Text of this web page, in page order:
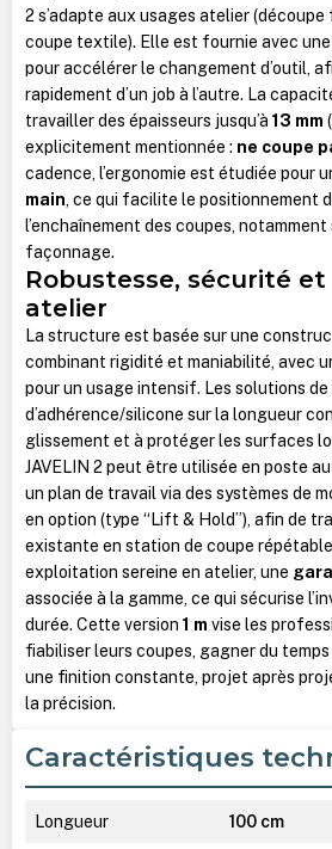
2 s’adapte aux usages atelier
coupe textile). Elle est fournie avec
pour accélérer le changement d’outil,
rapidement d’un job à l’autre. La
travailler des épaisseurs jusqu’à 13 mm
explicitement mentionnée : ne coupe
cadence, l’ergonomie est étudiée pour
main, ce qui facilite le positionnement
l’enchaînement des coupes,
façonnage.
Robustesse, sécurité
atelier
La structure est basée sur une
combinant rigidité et maniabilité, avec
pour un usage intensif. Les solutions
d’adhérence/silicone sur la longueur
glissement et à protéger les surfaces
JAVELIN 2 peut être utilisée en poste
un plan de travail via des systèmes de
en option (type “Lift & Hold”), afin de
existante en station de coupe
exploitation sereine en atelier, une
associée à la gamme, ce qui sécurise
durée. Cette version 1 m vise les
fiabiliser leurs coupes, gagner du
une finition constante, projet après
la précision.
Caractéristiques
Longueur 100 cm